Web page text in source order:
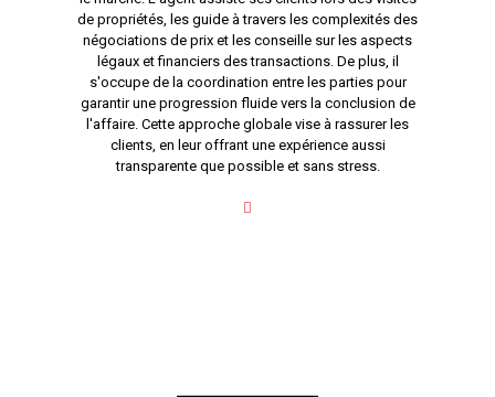
de propriétés, les guide à travers les complexités des
négociations de prix et les conseille sur les aspects
légaux et financiers des transactions. De plus, il
s'occupe de la coordination entre les parties pour
garantir une progression fluide vers la conclusion de
l'affaire. Cette approche globale vise à rassurer les
clients, en leur offrant une expérience aussi
transparente que possible et sans stress.